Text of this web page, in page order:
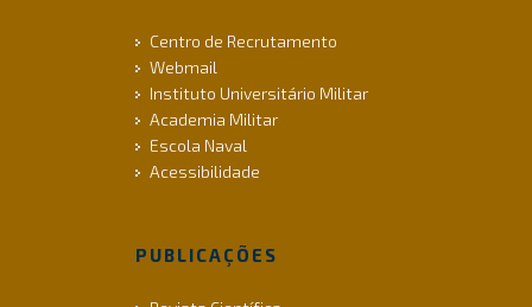
Centro de Recrutamento
Webmail
Instituto Universitário Militar
Academia Militar
Escola Naval
Acessibilidade
PUBLICAÇÕES